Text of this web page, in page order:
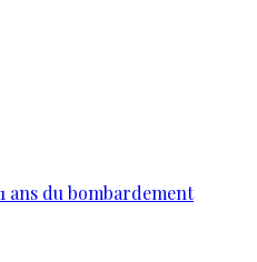
ans du bombardement